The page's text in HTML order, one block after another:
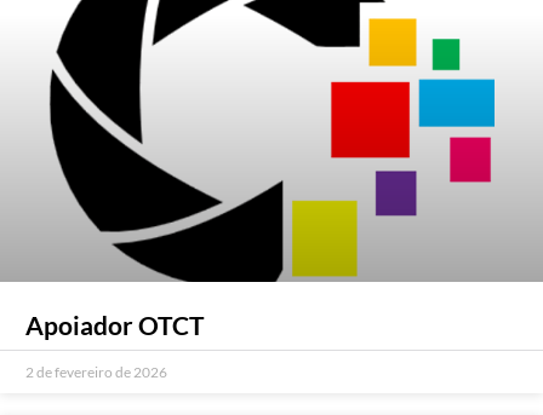
Apoiador OTCT
2 de fevereiro de 2026